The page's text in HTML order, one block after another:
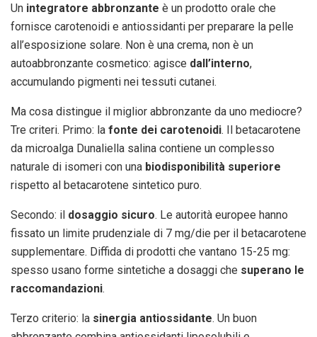
Un integratore abbronzante è un prodotto orale che
fornisce carotenoidi e antiossidanti per preparare la pelle
all’esposizione solare. Non è una crema, non è un
autoabbronzante cosmetico: agisce dall’interno,
accumulando pigmenti nei tessuti cutanei.
Ma cosa distingue il miglior abbronzante da uno mediocre?
Tre criteri. Primo: la fonte dei carotenoidi. Il betacarotene
da microalga Dunaliella salina contiene un complesso
naturale di isomeri con una biodisponibilità superiore
rispetto al betacarotene sintetico puro.
Secondo: il dosaggio sicuro. Le autorità europee hanno
fissato un limite prudenziale di 7 mg/die per il betacarotene
supplementare. Diffida di prodotti che vantano 15-25 mg:
spesso usano forme sintetiche a dosaggi che superano le
raccomandazioni.
Terzo criterio: la sinergia antiossidante. Un buon